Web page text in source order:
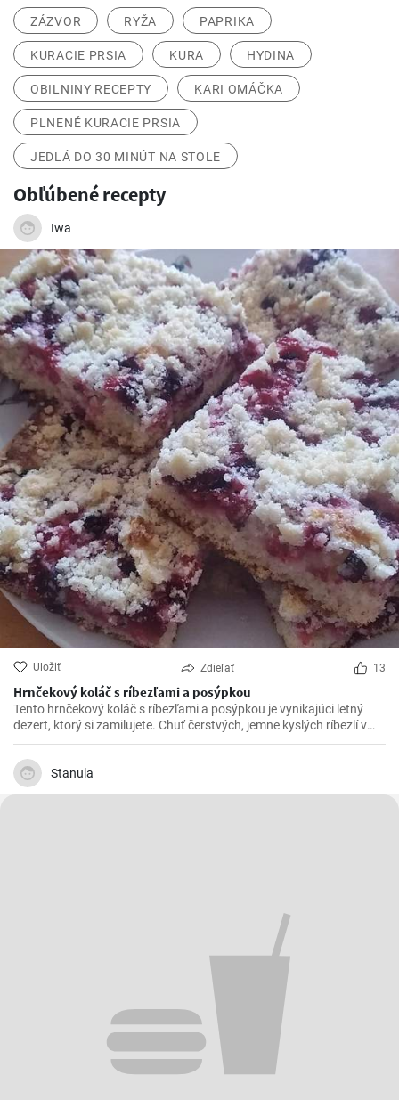
ZÁZVOR RYŽA PAPRIKA
KURACIE PRSIA KURA HYDINA
OBILNINY RECEPTY KARI OMÁČKA
PLNENÉ KURACIE PRSIA
JEDLÁ DO 30 MINÚT NA STOLE
Obľúbené recepty
Iwa
Uložiť Zdieľať 13
Hrnčekový koláč s ríbezľami a posýpkou
Tento hrnčekový koláč s ríbezľami a posýpkou je vynikajúci letný
dezert, ktorý si zamilujete. Chuť čerstvých, jemne kyslých ríbezlí v
kombinácii so sladkou posýpkou robí z tohto koláča perfektný záver
akéhokoľvek jedla.
Stanula